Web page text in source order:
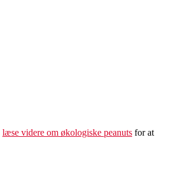
læse videre om økologiske peanuts for at